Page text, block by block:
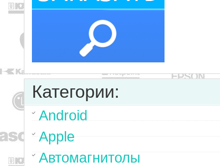
Категории:
Android
Apple
Автомагнитолы